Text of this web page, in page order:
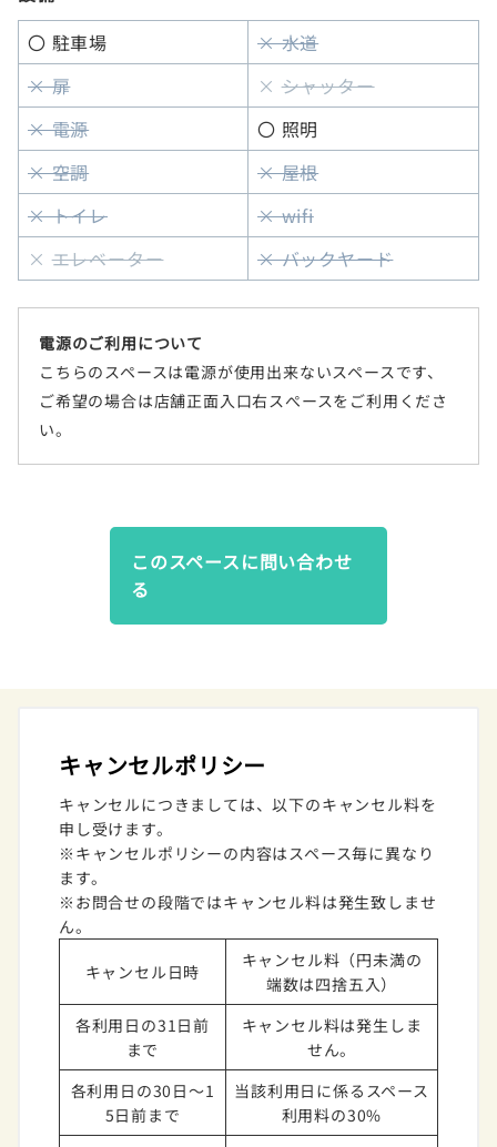
〇 駐車場
× 水道
× 扉
×シャッター
× 電源
〇 照明
× 空調
× 屋根
× トイレ
× wifi
× エレベーター × バックヤード
電源のご利用について
こちらのスペースは電源が使用出来ないスペースです、
ご希望の場合は店舗正面入口右スぺースをご利用くださ
い。
このスペースに問い合わせ
る
キャンセルポリシー
キャンセルにつきましては、以下のキャンセル料を
申し受けます。
※キャンセルポリシーの内容はスペース毎に異なり
ます。
※お問合せの段階ではキャンセル料は発生致しませ
ん。
キャンセル日時
キャンセル料（円未満の
端数は四捨五入）
各利用日の31日前
まで
キャンセル料は発生しま
せん。
各利用日の30日～1
5日前まで
当該利用日に係るスペース
利用料の30%